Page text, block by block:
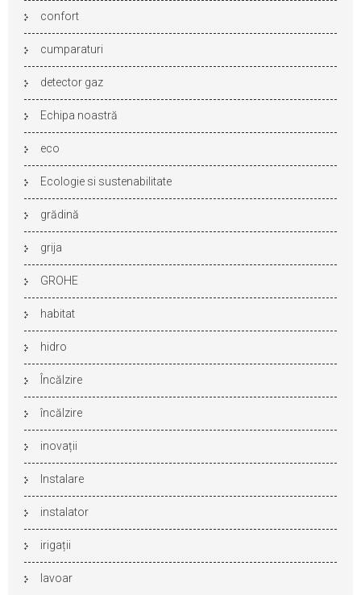
confort
cumparaturi
detector gaz
Echipa noastră
eco
Ecologie si sustenabilitate
grădină
grija
GROHE
habitat
hidro
Încălzire
încălzire
inovații
Instalare
instalator
irigații
lavoar